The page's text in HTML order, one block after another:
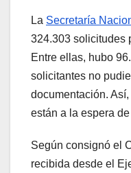
La Secretaría
324.303 solicitudes
Entre ellas, hubo
solicitantes no
documentación.
están a la espera
Según consignó el
recibida desde el